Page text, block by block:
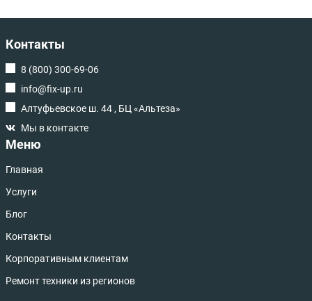
Контакты
8 (800) 300-69-06
info@fix-up.ru
Алтуфьевское ш. 44 , БЦ «Альтеза»
Мы в контакте
Меню
Главная
Услуги
Блог
Контакты
Корпоративным клиентам
Ремонт техники из регионов